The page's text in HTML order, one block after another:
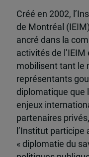
Créé en 2002,
de Montréal
ancré dans la
activités de
mobilisent tant le
représentants
diplomatique que
enjeux
partenaires
l’Institut
« diplomatie du